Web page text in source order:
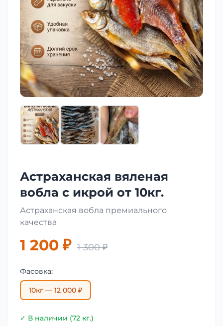
Астраханская вяленая
вобла с икрой от 10кг.
Астраханская вобла премиального
качества
1 200 ₽ 1 300 ₽
Фасовка:
10кг — 12 000 ₽
✓ В наличии (72 кг.)